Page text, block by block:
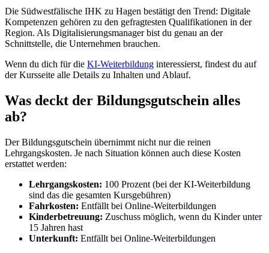
Die Südwestfälische IHK zu Hagen bestätigt den Trend: Digitale
Kompetenzen gehören zu den gefragtesten Qualifikationen in der
Region. Als Digitalisierungsmanager bist du genau an der
Schnittstelle, die Unternehmen brauchen.
Wenn du dich für die KI-Weiterbildung interessierst, findest du auf
der Kursseite alle Details zu Inhalten und Ablauf.
Was deckt der Bildungsgutschein alles
ab?
Der Bildungsgutschein übernimmt nicht nur die reinen
Lehrgangskosten. Je nach Situation können auch diese Kosten
erstattet werden:
Lehrgangskosten: 100 Prozent (bei der KI-Weiterbildung
sind das die gesamten Kursgebühren)
Fahrkosten: Entfällt bei Online-Weiterbildungen
Kinderbetreuung: Zuschuss möglich, wenn du Kinder unter
15 Jahren hast
Unterkunft: Entfällt bei Online-Weiterbildungen